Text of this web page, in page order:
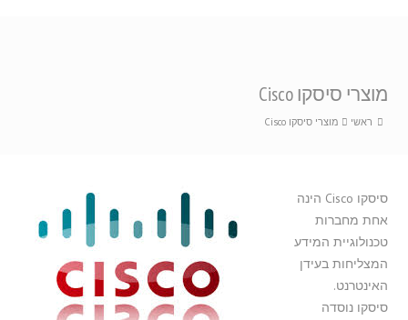
מוצרי סיסקו Cisco
ראשי מוצרי סיסקו Cisco
סיסקו Cisco הינה
אחת מחברות
טכנולוגיית המידע
המצליחות בעידן
האינטרנט.
סיסקו נוסדה